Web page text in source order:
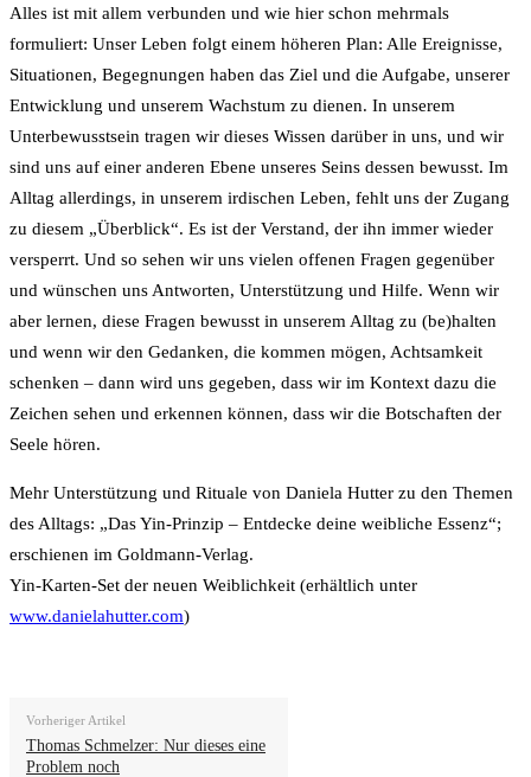
Alles ist mit allem verbunden und wie hier schon mehrmals
formuliert: Unser Leben folgt einem höheren Plan: Alle Ereignisse,
Situationen, Begegnungen haben das Ziel und die Aufgabe, unserer
Entwicklung und unserem Wachstum zu dienen. In unserem
Unterbewusstsein tragen wir dieses Wissen darüber in uns, und wir
sind uns auf einer anderen Ebene unseres Seins dessen bewusst. Im
Alltag allerdings, in unserem irdischen Leben, fehlt uns der Zugang
zu diesem „Überblick“. Es ist der Verstand, der ihn immer wieder
versperrt. Und so sehen wir uns vielen offenen Fragen gegenüber
und wünschen uns Antworten, Unterstützung und Hilfe. Wenn wir
aber lernen, diese Fragen bewusst in unserem Alltag zu (be)halten
und wenn wir den Gedanken, die kommen mögen, Achtsamkeit
schenken – dann wird uns gegeben, dass wir im Kontext dazu die
Zeichen sehen und erkennen können, dass wir die Botschaften der
Seele hören.
Mehr Unterstützung und Rituale von Daniela Hutter zu den Themen
des Alltags: „Das Yin-Prinzip – Entdecke deine weibliche Essenz“;
erschienen im Goldmann-Verlag.
Yin-Karten-Set der neuen Weiblichkeit (erhältlich unter
www.danielahutter.com)
Vorheriger Artikel
Thomas Schmelzer: Nur dieses eine
Problem noch